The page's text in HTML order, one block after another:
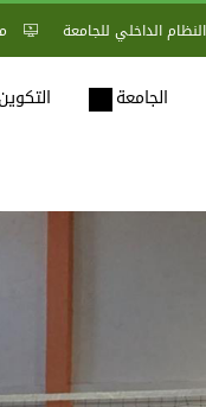
النظام الداخلي للجامعة
الجامعة التكوين